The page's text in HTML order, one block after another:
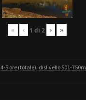
« ‹ 1 di 2 › »
4-5 ore (totale) dislivello 501-750m